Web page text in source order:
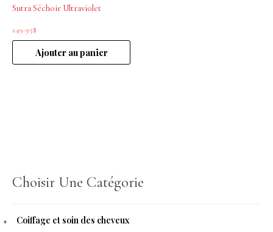
Choisir Une Catégorie
Coiffage et soin des cheveux
Sutra Séchoir Ultraviolet
249.95$
Ajouter au panier